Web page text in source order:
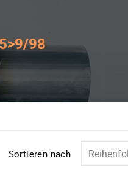
98
Sortieren nach